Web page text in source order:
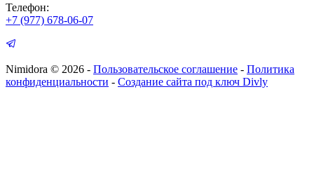
Телефон:
+7 (977) 678-06-07
Nimidora © 2026 - Пользовательское соглашение - Политика
конфиденциальности - Создание сайта под ключ Divly